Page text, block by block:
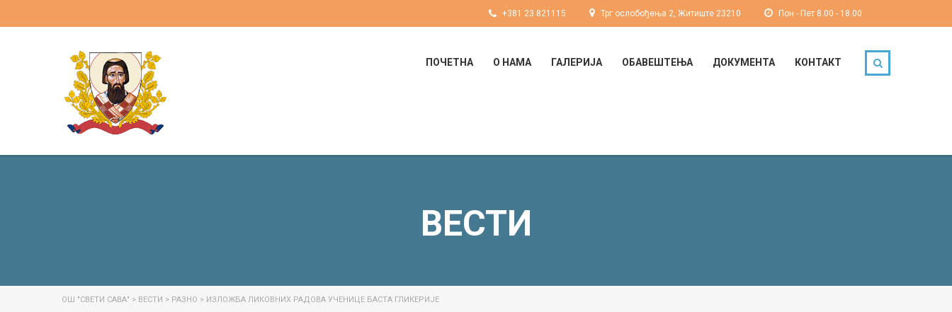
Пон - Пет 8.00 - 18.00
Трг ослобођења 2, Житиште 23210
+381 23 821115
ПОЧЕТНА О НАМА ГАЛЕРИЈА ОБАВЕШТЕЊА ДОКУМЕНТА КОНТАКТ
ВЕСТИ
ОШ "СВЕТИ САВА" > ВЕСТИ > РАЗНО > ИЗЛОЖБА ЛИКОВНИХ РАДОВА УЧЕНИЦЕ БАСТА ГЛИКЕРИЈЕ